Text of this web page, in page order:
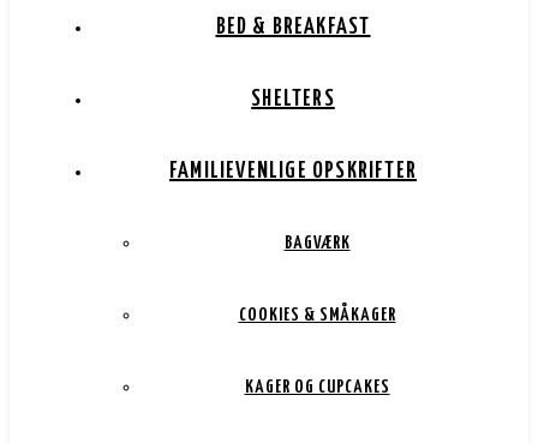
BED & BREAKFAST
SHELTERS
FAMILIEVENLIGE OPSKRIFTER
BAGVÆRK
COOKIES & SMÅKAGER
KAGER OG CUPCAKES